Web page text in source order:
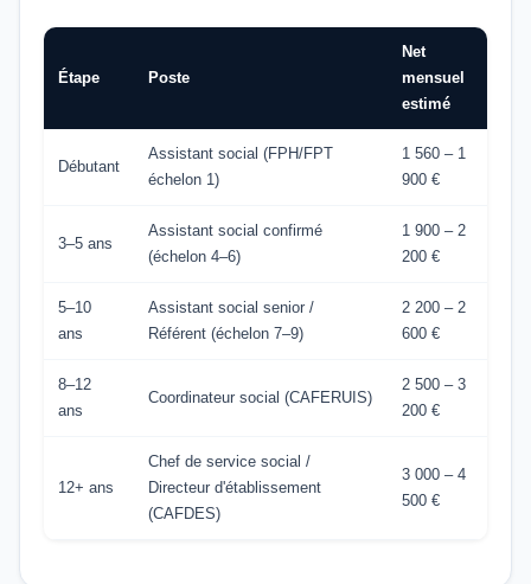
Étape Poste
Net
mensuel
estimé
Débutant
Assistant social (FPH/FPT
échelon 1)
1 560 – 1
900 €
3–5 ans
Assistant social confirmé
(échelon 4–6)
1 900 – 2
200 €
5–10
ans
Assistant social senior /
Référent (échelon 7–9)
2 200 – 2
600 €
8–12
ans
Coordinateur social (CAFERUIS)
2 500 – 3
200 €
12+ ans
Chef de service social /
Directeur d'établissement
(CAFDES)
3 000 – 4
500 €